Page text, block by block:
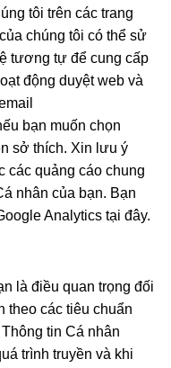
tôi trên các trang
chúng tôi có thể sử
tương tự để cung cấp
động duyệt web và
bạn muốn chọn
sở thích. Xin lưu ý
các quảng cáo chung
nhân của bạn. Bạn
Analytics tại đây.
là điều quan trọng đối
theo các tiêu chuẩn
tin Cá nhân
trình truyền và khi